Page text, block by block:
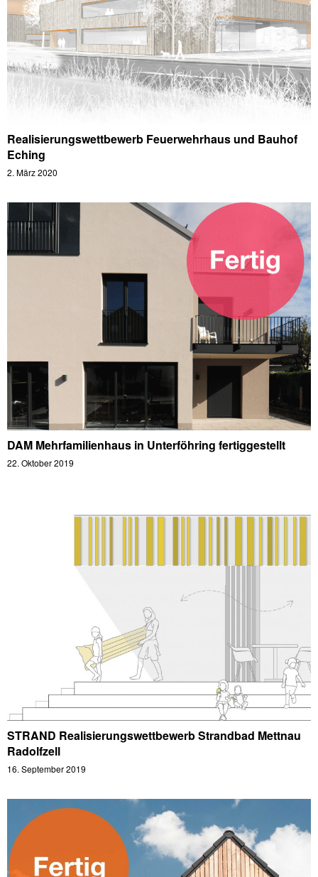
Realisierungswettbewerb Feuerwehrhaus und Bauhof
Eching
2. März 2020
DAM Mehrfamilienhaus in Unterföhring fertiggestellt
22. Oktober 2019
STRAND Realisierungswettbewerb Strandbad Mettnau
Radolfzell
16. September 2019